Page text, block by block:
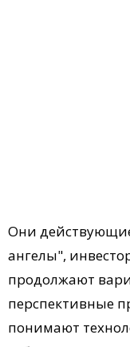
Они
ангелы",
продолжают
перспективные
понимают